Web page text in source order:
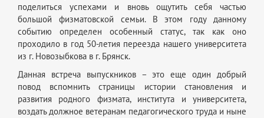
поделиться успехами и вновь ощутить себя частью
большой физматовской семьи. В этом году данному
событию определен особенный статус, так как оно
проходило в год 50-летия переезда нашего университета
из г. Новозыбкова в г. Брянск.
Данная встреча выпускников – это еще один добрый
повод вспомнить страницы истории становления и
развития родного физмата, института и университета,
воздать должное ветеранам педагогического труда и ныне